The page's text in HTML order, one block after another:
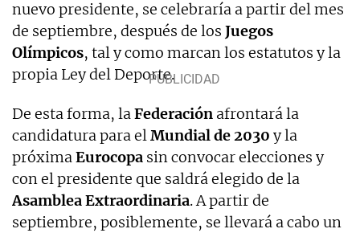
nuevo presidente, se celebraría a partir del mes
de septiembre, después de los Juegos
Olímpicos, tal y como marcan los estatutos y la
propia Ley del Deporte.
De esta forma, laFederación afrontará la
candidatura para elMundial de 2030 y la
próximaEurocopa sin convocar elecciones y
con el presidente que saldrá elegido de la
Asamblea Extraordinaria. A partir de
septiembre, posiblemente, se llevará a cabo un